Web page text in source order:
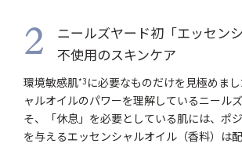
2
ニールズヤード初「エッセン
不使用のスキンケア
環境敏感肌*3 に必要なものだけを見極めま
ャルオイルのパワーを理解しているニール
そ、「休息」を必要としている肌には、ポ
を与えるエッセンシャルオイル（香料）は